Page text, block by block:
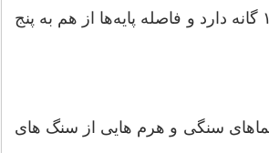
پایین تقسیم‌بندی ۱۰ گانه دارد و فاصله پایه‌ها از هم به پنج
سنگی و هرم هایی از سنگ های